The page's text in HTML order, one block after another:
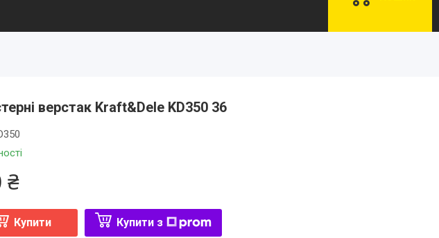
верстак Kraft&Dele KD350 36
₴
Купити Купити з